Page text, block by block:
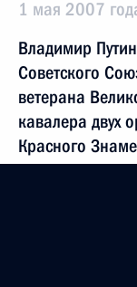
1 мая 2007
Владимир
Советского
ветерана
кавалера двух
Красного
I и II степени